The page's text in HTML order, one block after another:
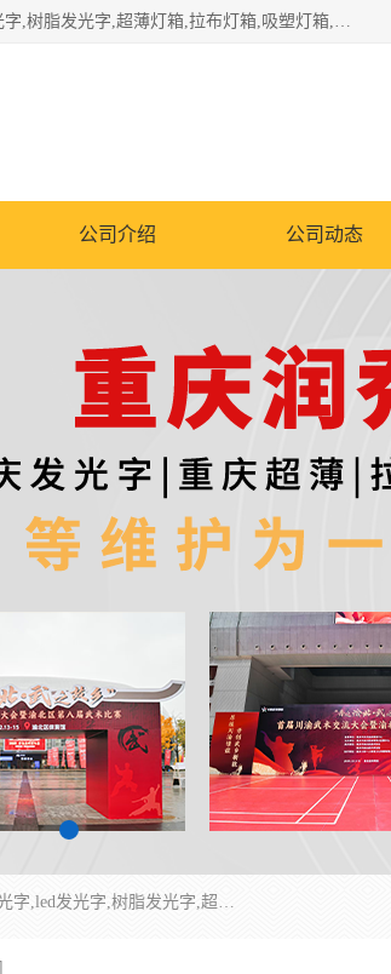
重庆润乔广告有限公司是一家集重庆广告制作,重庆标识标牌,亚克力发光字,led发光字,树脂发光字,超薄灯箱,拉布灯箱,吸塑灯箱,门头招牌,企业形象墙,写真喷绘,x展架,拉网展架,广告展架,条幅,锦旗设计,制作,施工,维护为一体的专业化广告公司.
公司介绍 公司动态
重庆润乔广告有限公司是一家集重庆广告制作,重庆标识标牌,亚克力发光字,led发光字,树脂发光字,超薄灯箱,拉布灯箱,吸塑灯箱,门头招牌,企业形象墙,写真喷绘,x展架,拉网展架,广告展架,条幅,锦旗设计,制作,施工,维护为一体的专业化广告公司.